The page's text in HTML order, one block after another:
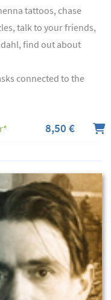
tattoos, chase
talk to your friends,
find out about
connected to the
8,50 €